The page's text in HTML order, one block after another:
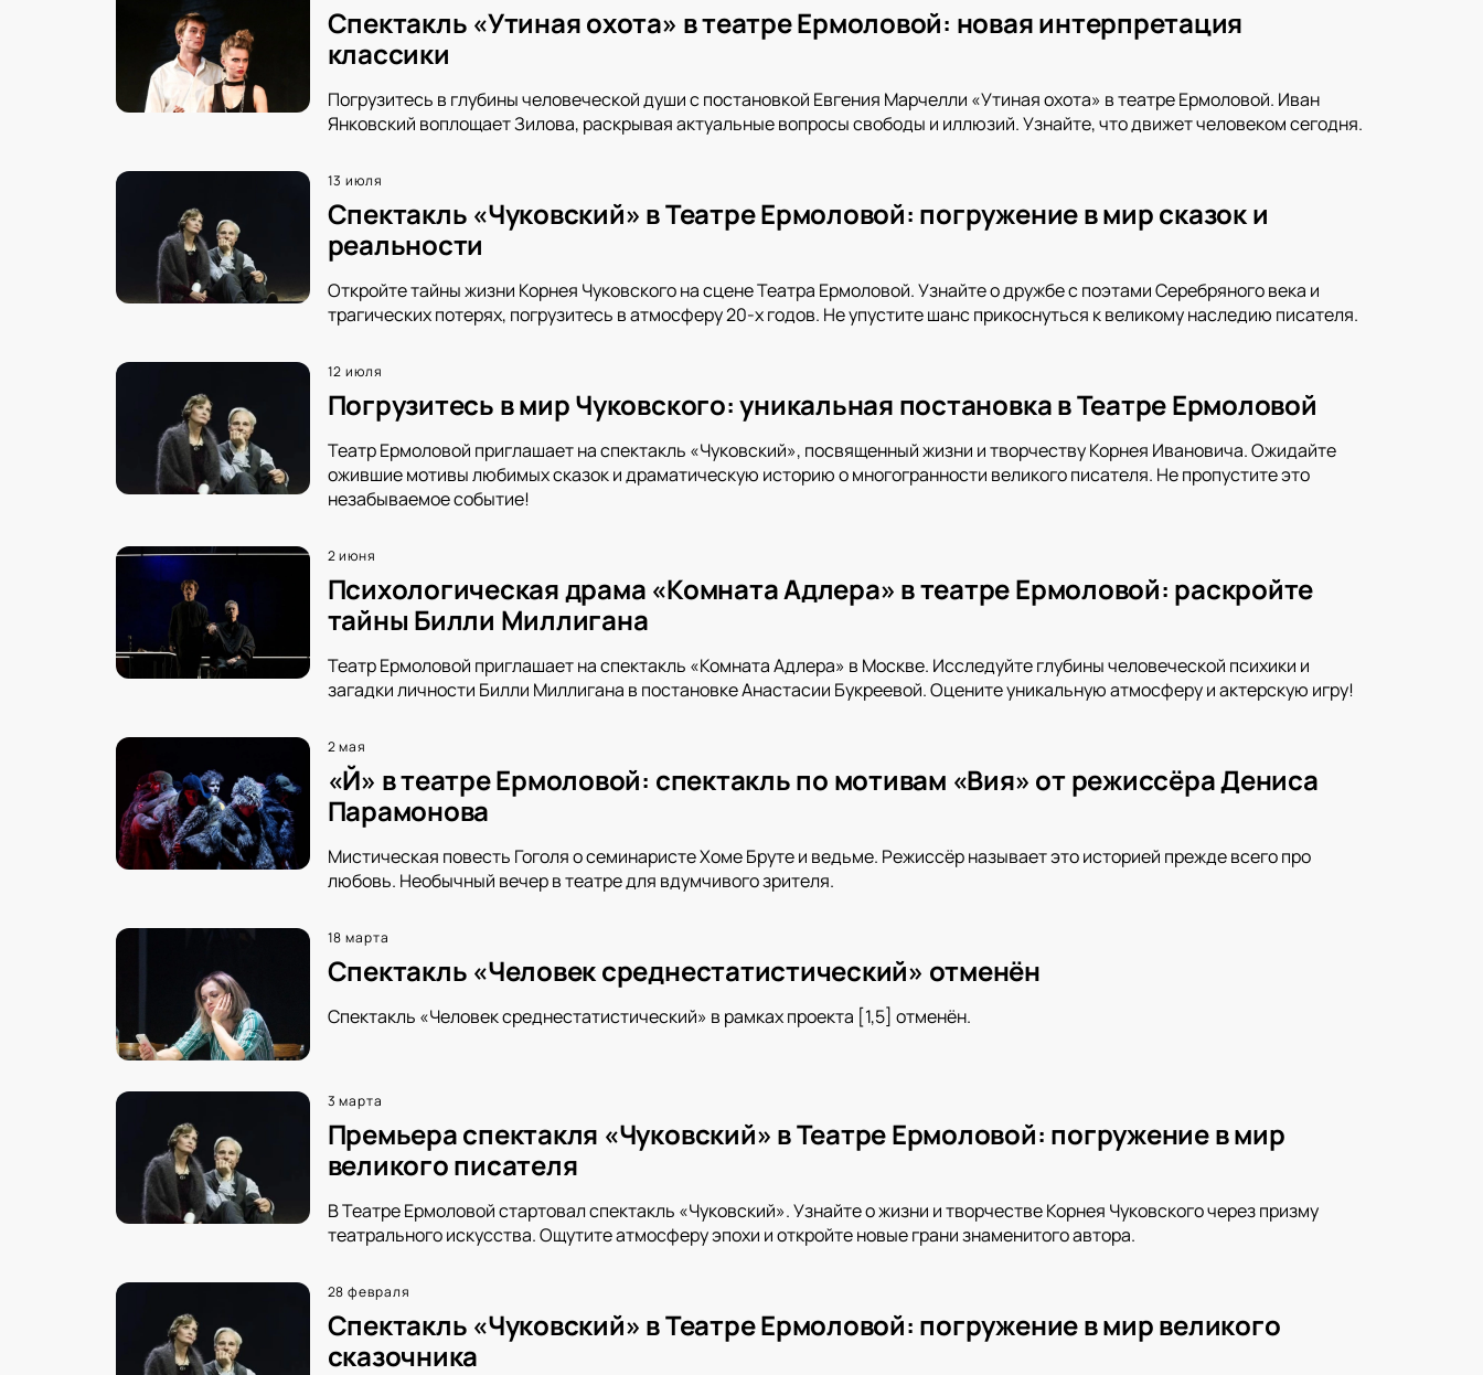
Спектакль «Утиная охота» в театре Ермоловой: новая интерпретация
классики
Погрузитесь в глубины человеческой души с постановкой Евгения Марчелли «Утиная охота» в театре Ермоловой. Иван
Янковский воплощает Зилова, раскрывая актуальные вопросы свободы и иллюзий. Узнайте, что движет человеком сегодня.
13 июля
Спектакль «Чуковский» в Театре Ермоловой: погружение в мир сказок и
реальности
Откройте тайны жизни Корнея Чуковского на сцене Театра Ермоловой. Узнайте о дружбе с поэтами Серебряного века и
трагических потерях, погрузитесь в атмосферу 20-х годов. Не упустите шанс прикоснуться к великому наследию писателя.
12 июля
Погрузитесь в мир Чуковского: уникальная постановка в Театре Ермоловой
Театр Ермоловой приглашает на спектакль «Чуковский», посвященный жизни и творчеству Корнея Ивановича. Ожидайте
ожившие мотивы любимых сказок и драматическую историю о многогранности великого писателя. Не пропустите это
незабываемое событие!
2 июня
Психологическая драма «Комната Адлера» в театре Ермоловой: раскройте
тайны Билли Миллигана
Театр Ермоловой приглашает на спектакль «Комната Адлера» в Москве. Исследуйте глубины человеческой психики и
загадки личности Билли Миллигана в постановке Анастасии Букреевой. Оцените уникальную атмосферу и актерскую игру!
2 мая
«Й» в театре Ермоловой: спектакль по мотивам «Вия» от режиссёра Дениса
Парамонова
Мистическая повесть Гоголя о семинаристе Хоме Бруте и ведьме. Режиссёр называет это историей прежде всего про
любовь. Необычный вечер в театре для вдумчивого зрителя.
18 марта
Спектакль «Человек среднестатистический» отменён
Спектакль «Человек среднестатистический» в рамках проекта [1,5] отменён.
3 марта
Премьера спектакля «Чуковский» в Театре Ермоловой: погружение в мир
великого писателя
В Театре Ермоловой стартовал спектакль «Чуковский». Узнайте о жизни и творчестве Корнея Чуковского через призму
театрального искусства. Ощутите атмосферу эпохи и откройте новые грани знаменитого автора.
28 февраля
Спектакль «Чуковский» в Театре Ермоловой: погружение в мир великого
сказочника